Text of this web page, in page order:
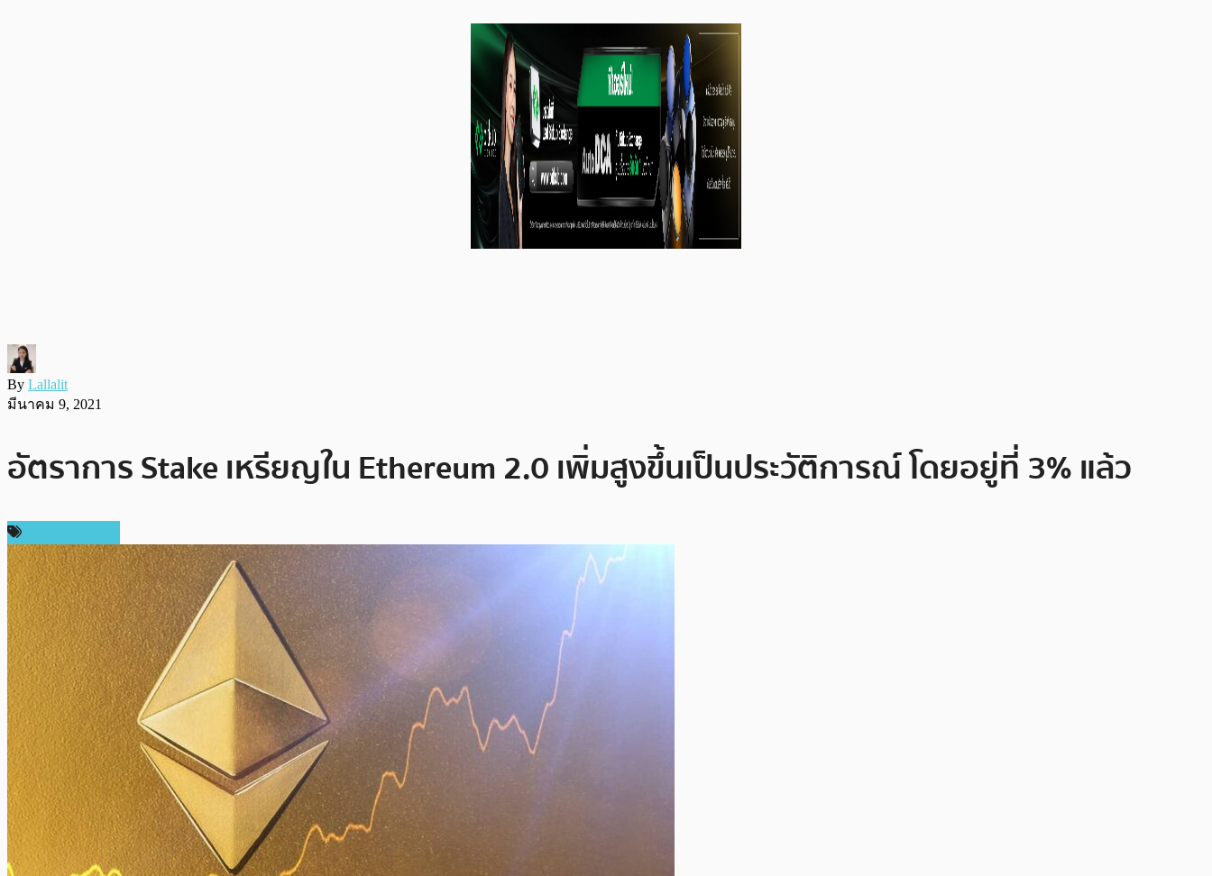
By Lallalit
มีนาคม 9, 2021
อัตราการ Stake เหรียญใน Ethereum 2.0 เพิ่มสูงขึ้นเป็นประวัติการณ์ โดยอยู่ที่ 3% แล้ว